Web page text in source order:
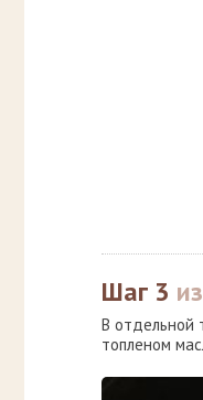
Шаг 3
В отдельной
топленом